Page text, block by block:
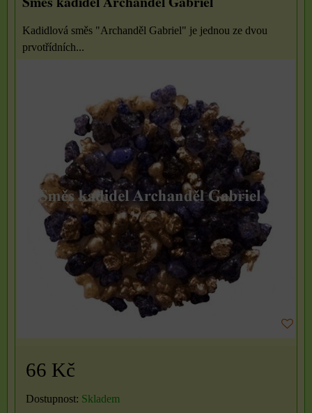
Kadidlová směs "Archanděl Gabriel" je jednou ze dvou
prvotřídních...
66 Kč
Dostupnost: Skladem